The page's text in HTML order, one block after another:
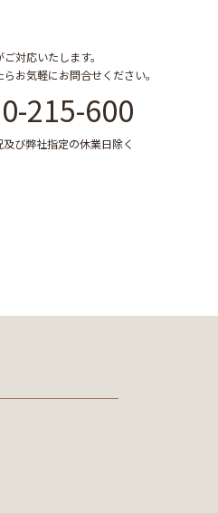
対応いたします。
お気軽にお問合せください。
215-600
び弊社指定の休業日除く